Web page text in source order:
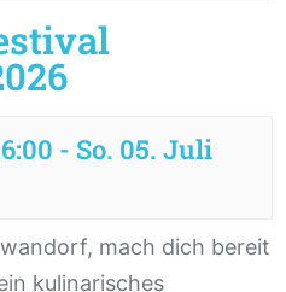
- So. 05. Juli
mach dich bereit
kulinarisches